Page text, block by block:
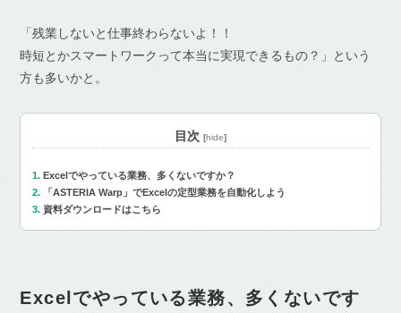
「残業しないと仕事終わらないよ！！
時短とかスマートワークって本当に実現できるもの？」という
方も多いかと。
目次 [hide]
Excelでやっている業務、多くないですか？
「ASTERIA Warp」でExcelの定型業務を自動化しよう
資料ダウンロードはこちら
Excelでやっている業務、多くないです